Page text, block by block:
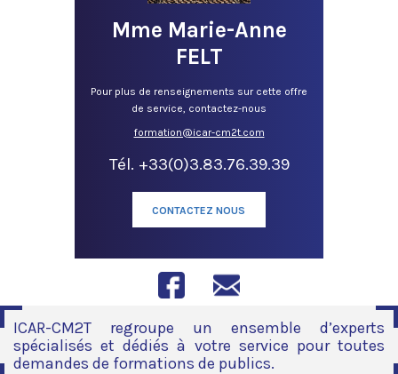
Mme Marie-Anne
FELT
Pour plus de renseignements sur cette offre
de service, contactez-nous
formation@icar-cm2t.com
Tél. +33(0)3.83.76.39.39
CONTACTEZ NOUS
85%
ICAR-CM2T regroupe un ensemble d’experts
spécialisés et dédiés à votre service pour toutes
demandes de formations de publics.